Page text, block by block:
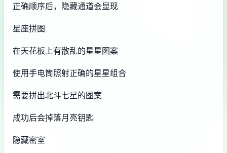
正确顺序后，隐藏通道会显现
星座拼图
在天花板上有散乱的星星图案
使用手电筒照射正确的星星组合
需要拼出北斗七星的图案
成功后会掉落月亮钥匙
隐藏密室